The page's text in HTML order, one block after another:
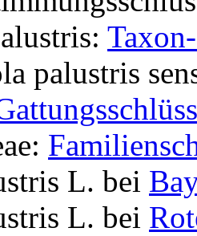
palustris
L. bei
L. bei